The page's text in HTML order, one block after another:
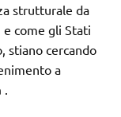
strutturale da
come gli Stati
stiano cercando
a